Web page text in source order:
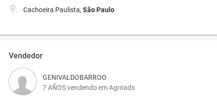
Cachoeira Paulista, São Paulo
Vendedor
GENIVALDOBARROO
7 AÑOS vendendo em Agroads